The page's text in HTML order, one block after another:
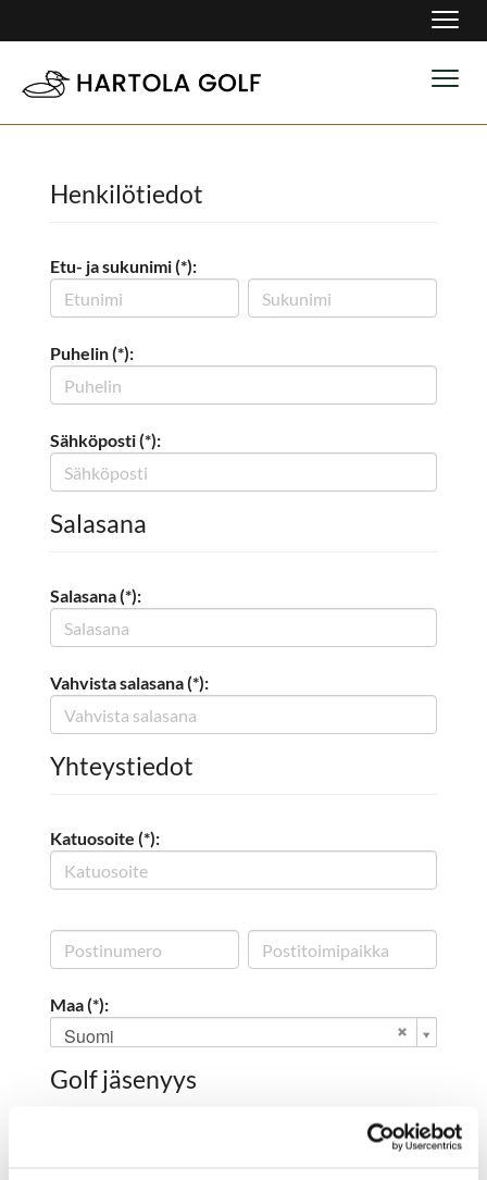
Henkilötiedot
Etu- ja sukunimi (*):
Puhelin (*):
Sähköposti (*):
Salasana
Salasana (*):
Vahvista salasana (*):
Yhteystiedot
Katuosoite (*):
Maa (*):
Suomi
Golf jäsenyys